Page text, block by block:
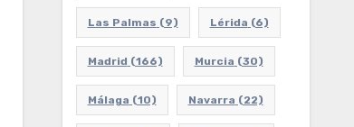
Las Palmas (9) Lérida (6)
Madrid (166) Murcia (30)
Málaga (10) Navarra (22)